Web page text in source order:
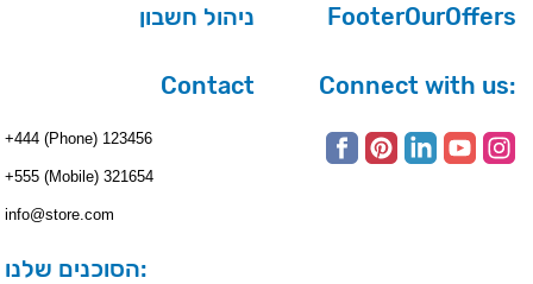
ניהול חשבון FooterOurOffers
Contact
+444 (Phone) 123456
+555 (Mobile) 321654
info@store.com
הסוכנים שלנו:
Connect with us: